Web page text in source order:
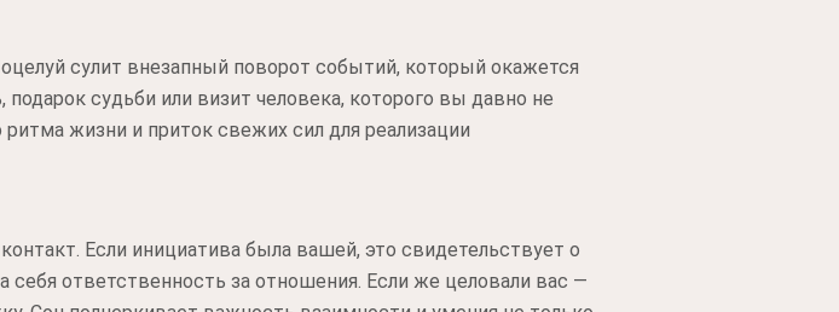
сулит внезапный поворот событий, который окажется
судьби или визит человека, которого вы давно не
жизни и приток свежих сил для реализации
Если инициатива была вашей, это свидетельствует о
ответственность за отношения. Если же целовали вас —